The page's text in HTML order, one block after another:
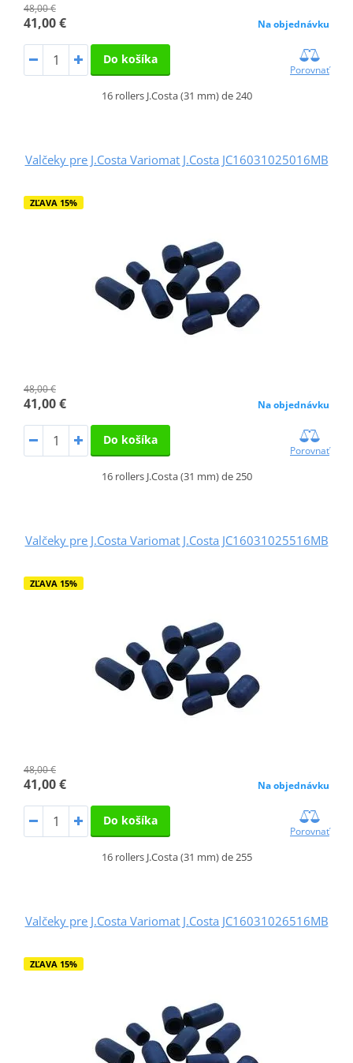
48,00 €
41,00 € Na objednávku
Do košíka
Porovnať
16 rollers J.Costa (31 mm) de 240
Valčeky pre J.Costa Variomat J.Costa JC16031025016MB
ZĽAVA 15%
48,00 €
41,00 € Na objednávku
Do košíka
Porovnať
16 rollers J.Costa (31 mm) de 250
Valčeky pre J.Costa Variomat J.Costa JC16031025516MB
ZĽAVA 15%
48,00 €
41,00 € Na objednávku
Do košíka
Porovnať
16 rollers J.Costa (31 mm) de 255
Valčeky pre J.Costa Variomat J.Costa JC16031026516MB
ZĽAVA 15%